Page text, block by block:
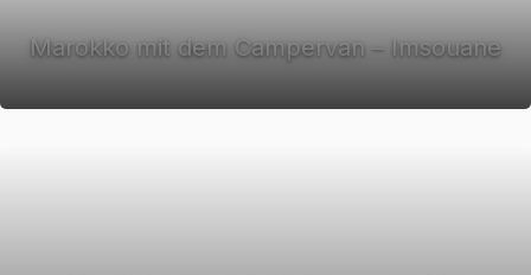
Marokko mit dem Campervan – Imsouane